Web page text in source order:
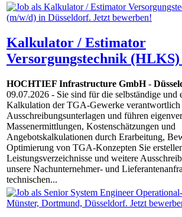
Kalkulator / Estimator
Versorgungstechnik
HOCHTIEF Infrastructure GmbH-
09.07.2026 - Sie sind für die selbständige und
Kalkulation der TGA-Gewerke verantwortlich
Ausschreibungsunterlagen und führen
Massenermittlungen, Kostenschätzungen und
Angebotskalkulationen durch Erarbeitung,
Optimierung von TGA-Konzepten Sie
Leistungsverzeichnisse und weitere
unsere Nachunternehmer- und
technischen...